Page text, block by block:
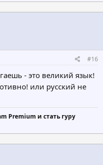
#16
- это великий язык!
или русский не
Premium и стать гуру